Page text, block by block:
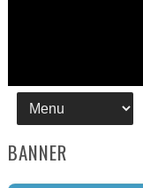
BANNER